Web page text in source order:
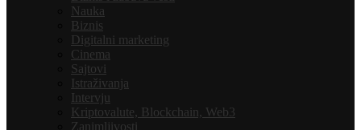
Nauka
Biznis
Digitalni marketing
Cinema
Sajtovi
Istraživanja
Intervju
Kriptovalute, Blockchain, Web3
Zanimljivosti